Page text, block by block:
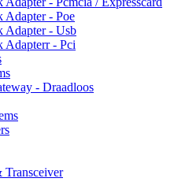
Adapter - Poe
Adapter - Usb
Adapterr - Pci
- Draadloos
Transceiver